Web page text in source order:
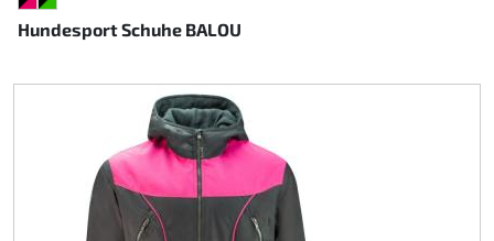
Hundesport Schuhe BALOU
SCHWARZ/PINK
SCHWARZ/GRÜN